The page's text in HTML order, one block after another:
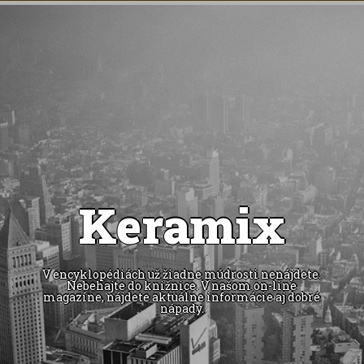
Keramix
V encyklopédiách už žiadne múdrosti nenájdete.
Nebehajte do knižnice. V našom on-line
magazíne, nájdete aktuálne informácie aj dobré
nápady.